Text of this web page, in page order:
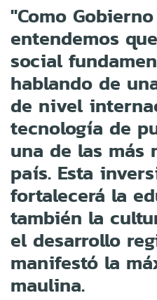
"Como
entendemos
social
hablando de
de nivel
tecnología de
una de las más
país. Esta
fortalecerá la
también la
el desarrollo
manifestó la
maulina.